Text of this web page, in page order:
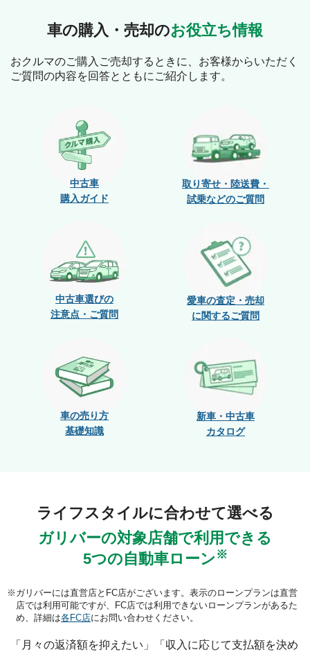
車の購入・売却のお役立ち情報
おクルマのご購入ご売却するときに、お客様からいただく
ご質問の内容を回答とともにご紹介します。
中古車
購入ガイド
取り寄せ・陸送費・
試乗などのご質問
中古車選びの
注意点・ご質問
愛車の査定・売却
に関するご質問
車の売り方
基礎知識
新車・中古車
カタログ
ライフスタイルに合わせて選べる
ガリバーの対象店舗で利用できる
5つの自動車ローン ※
ガリバーには直営店とFC店がございます。表示のローンプランは直営
店では利用可能ですが、FC店では利用できないローンプランがあるた
め、詳細は各FC店にお問い合わせください。
「月々の返済額を抑えたい」「収入に応じて支払額を決め